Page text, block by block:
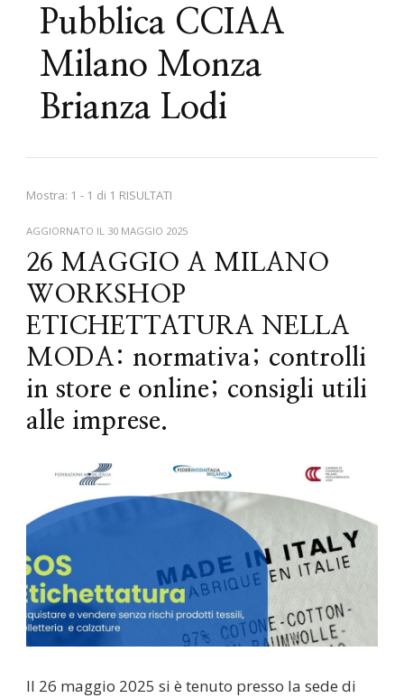
Pubblica CCIAA
Milano Monza
Brianza Lodi
Mostra: 1 - 1 di 1 RISULTATI
AGGIORNATO IL 30 MAGGIO 2025
26 MAGGIO A MILANO
WORKSHOP
ETICHETTATURA NELLA
MODA: normativa; controlli
in store e online; consigli utili
alle imprese.
Il 26 maggio 2025 si è tenuto presso la sede di